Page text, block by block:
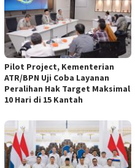
Pilot Project, Kementerian
ATR/BPN Uji Coba Layanan
Peralihan Hak Target Maksimal
10 Hari di 15 Kantah